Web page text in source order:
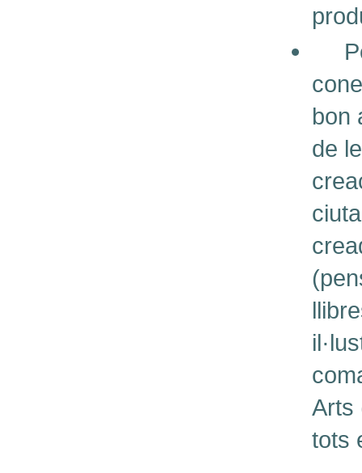
bon
de
Arts
tots